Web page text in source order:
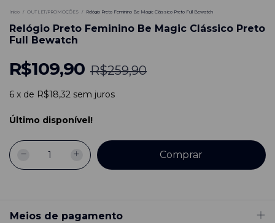
Início / OUTLET/PROMOÇÕES / Relógio Preto Feminino Be Magic Clássico Preto Full Bewatch
Relógio Preto Feminino Be Magic Clássico Preto
Full Bewatch
R$109,90 R$259,90
6 x de R$18,32 sem juros
Último disponível!
Meios de pagamento